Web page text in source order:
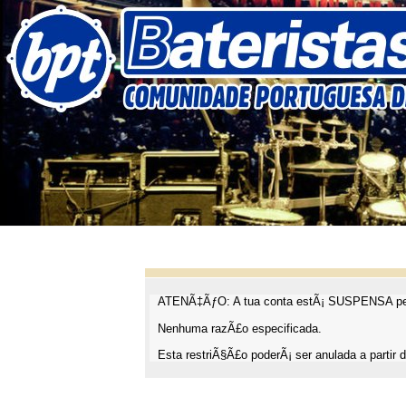
ATENÃ‡ÃƒO: A tua conta estÃ¡ SUSPENSA
Nenhuma razÃ£o especificada.
Esta restriÃ§Ã£o poderÃ¡ ser anulada a partir